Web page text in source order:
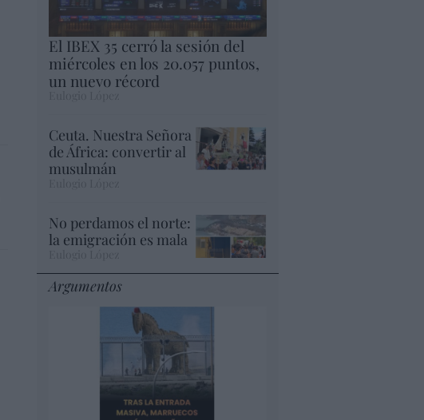
El IBEX 35 cerró la sesión del
miércoles en los 20.057 puntos,
un nuevo récord
Ceuta. Nuestra Señora
de África: convertir al
musulmán
No perdamos el norte:
la emigración es mala
Argumentos